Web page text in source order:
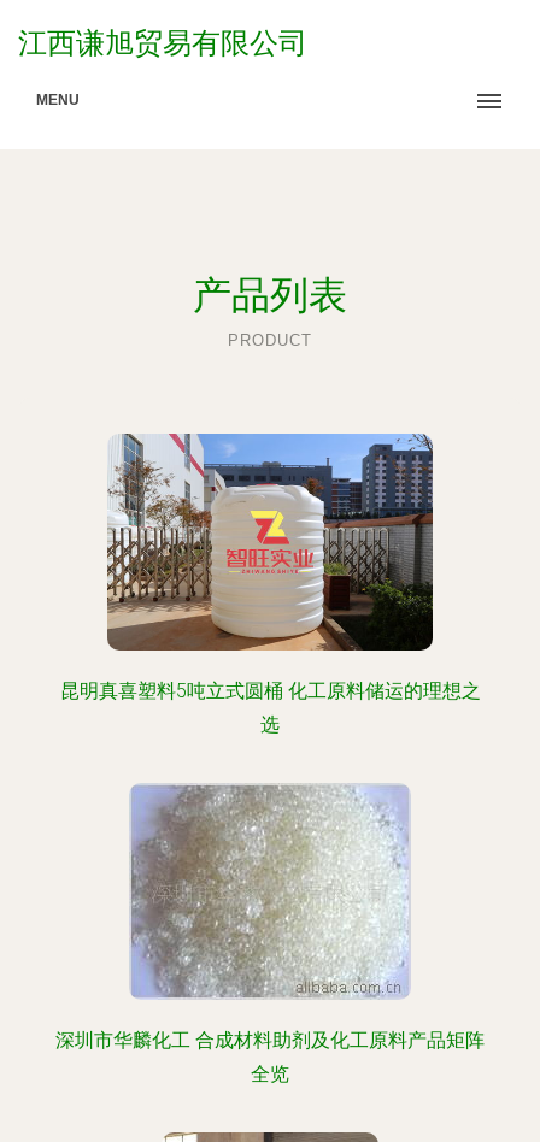
江西谦旭贸易有限公司
MENU
产品列表
PRODUCT
昆明真喜塑料5吨立式圆桶 化工原料储运的理想之
选
深圳市华麟化工 合成材料助剂及化工原料产品矩阵
全览